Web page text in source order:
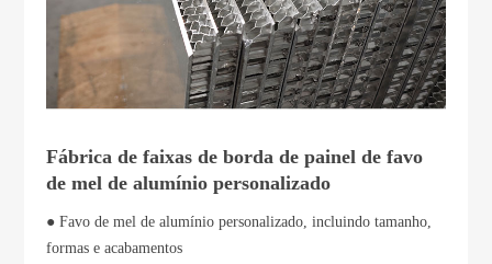
Fábrica de faixas de borda de painel de favo
de mel de alumínio personalizado
● Favo de mel de alumínio personalizado, incluindo tamanho,
formas e acabamentos